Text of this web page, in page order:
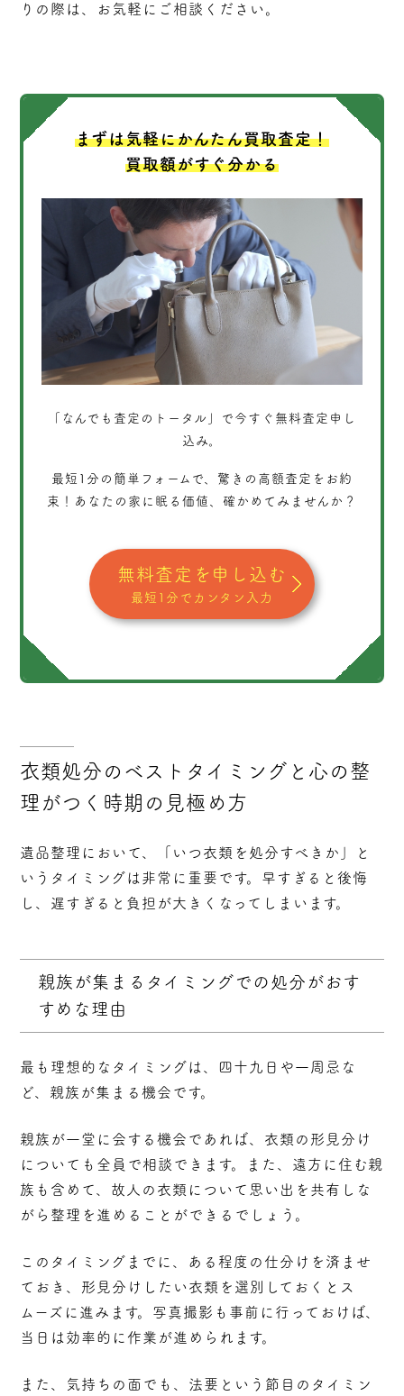
りの際は、お気軽にご相談ください。
まずは気軽にかんたん買取査定！
買取額がすぐ分かる
「なんでも査定のトータル」
で今すぐ無料査定申し
込み。
最短1分 の簡単フォームで、驚きの高額査定をお約
束！あなたの家に眠る価値、確かめてみませんか？
無料査定を申し込む
最短1分でカンタン入力
衣類処分のベストタイミングと心の整
理がつく時期の見極め方
遺品整理において、「いつ衣類を処分すべきか」と
いうタイミングは非常に重要です。早すぎると後悔
し、遅すぎると負担が大きくなってしまいます。
親族が集まるタイミングでの処分がおす
すめな理由
最も理想的なタイミングは、四十九日や一周忌な
ど、親族が集まる機会 です。
親族が一堂に会する機会であれば、衣類の形見分け
についても全員で相談できます。また、遠方に住む親
族も含めて、故人の衣類について思い出を共有しな
がら整理を進めることができるでしょう。
このタイミングまでに、ある程度の仕分けを済ませ
ておき、形見分けしたい衣類を選別しておくとス
ムーズに進みます。写真撮影も事前に行っておけば、
当日は効率的に作業が進められます。
また、気持ちの面でも、法要という節目のタイミン